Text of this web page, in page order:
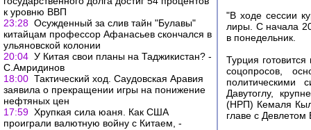
к уровню ВВП
23:28 Осужденный за слив тайн "Булавы"
китайцам профессор Афанасьев скончался в
ульяновской колонии
20:04 У Китая свои планы на Таджикистан? -
С.Амридинов
18:00 Тактический ход. Саудовская Аравия
заявила о прекращении игры на понижение
нефтяных цен
17:59 Хрупкая сила юаня. Как США
проиграли валютную войну с Китаем, -
"В ходе сессии
лиры. С начала
в понедельник.
Турция
соцопросов,
политическими
Давутоглу,
(НРП) Кемаля
главе с Девлетом